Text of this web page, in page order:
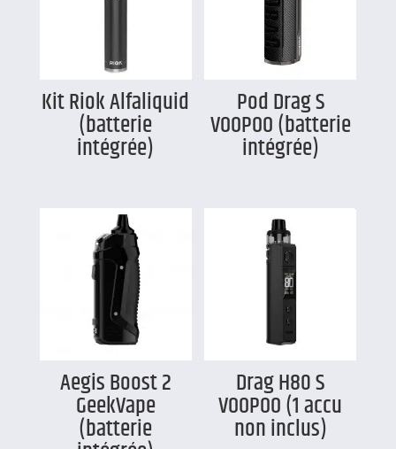
Kit Riok Alfaliquid
(batterie
intégrée)
Pod Drag S
VOOPOO (batterie
intégrée)
Aegis Boost 2
GeekVape
(batterie
Drag H80 S
VOOPOO (1 accu
non inclus)